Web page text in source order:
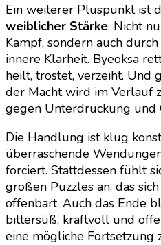
Ein weiterer Pluspunkt ist
weiblicher Stärke. Nicht
Kampf, sondern auch
innere Klarheit. Byeoksa
heilt, tröstet, verzeiht. Und
der Macht wird im Verlauf
gegen Unterdrückung und
Die Handlung ist klug
überraschende
forciert. Stattdessen fühlt
großen Puzzles an, das
offenbart. Auch das Ende
bittersüß, kraftvoll und
eine mögliche Fortsetzung